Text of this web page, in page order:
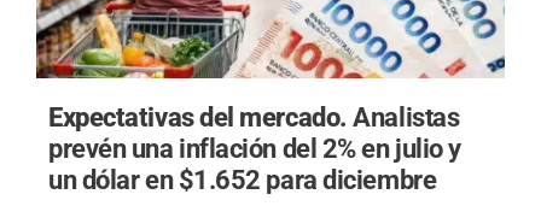
Expectativas del mercado.Analistas
prevén una inflación del 2% en julio y
un dólar en $1.652 para diciembre